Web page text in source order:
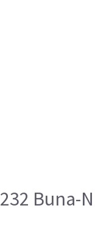
Buna-